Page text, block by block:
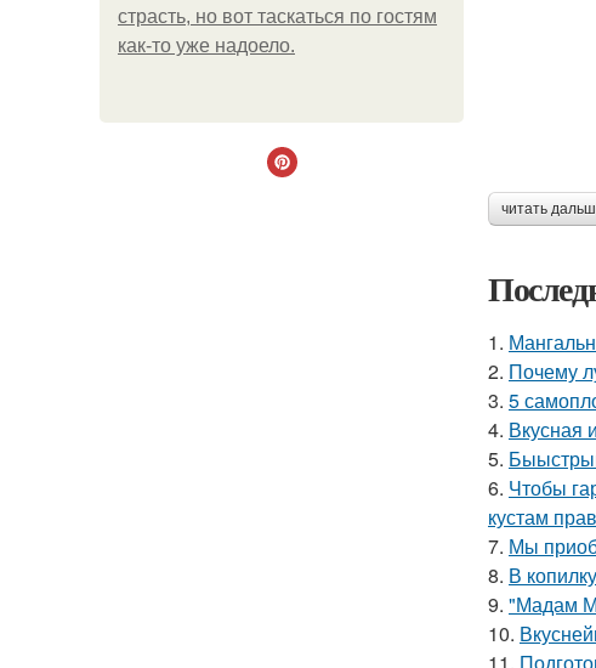
страсть, но вот таскаться по гостям
как-то уже надоело.
читать
1.
2. Почему
3. 5
4. Вкусная
5.
6. Чтобы
кустам
7. Мы
8. В
9. "Мадам
10.